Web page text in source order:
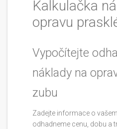
Kalkulačka
opravu
Vypočítejte
náklady na
zubu
Zadejte informace o
odhadneme cenu, dobu a